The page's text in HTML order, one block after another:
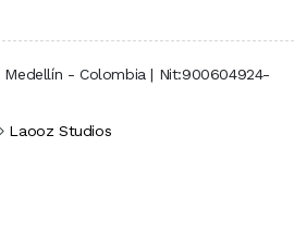
- Colombia | Nit:900604924-
Laooz Studios